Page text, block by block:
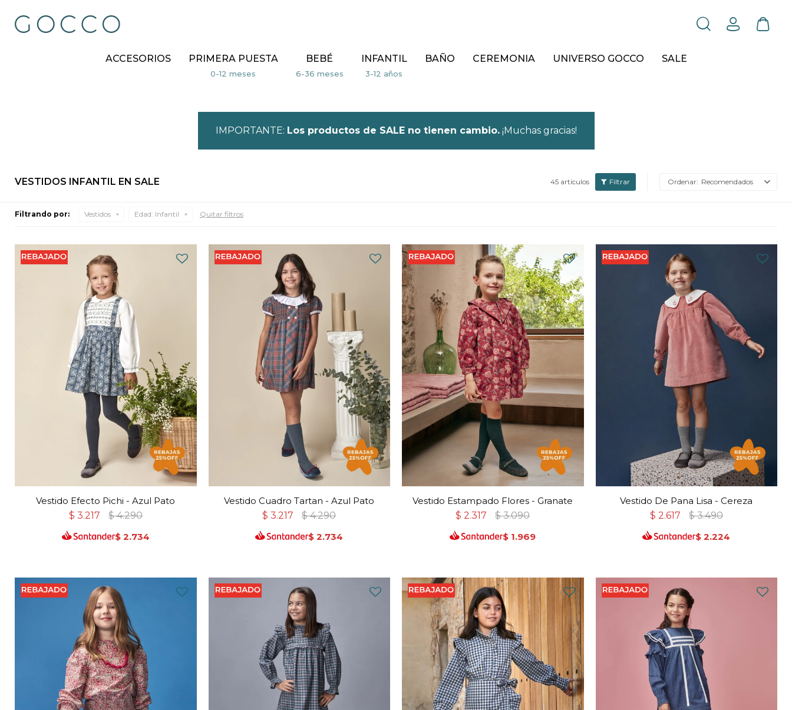
ACCESORIOS PRIMERA PUESTA BEBÉ INFANTIL BAÑO CEREMONIA UNIVERSO GOCCO SALE
IMPORTANTE: Los productos de SALE no tienen cambio.¡Muchas gracias!
VESTIDOS INFANTIL EN SALE 45 artículos Recomendados
Filtrando por: Vestidos Edad: Infantil Quitar filtros
Vestido Efecto Pichi - Azul Pato
$ 3.217 $ 4.290
$ 2.734
Vestido Cuadro Tartan - Azul Pato
$ 3.217 $ 4.290
$ 2.734
Vestido Estampado Flores - Granate
$ 2.317 $ 3.090
$ 1.969
Vestido De Pana Lisa - Cereza
$ 2.617 $ 3.490
$ 2.224